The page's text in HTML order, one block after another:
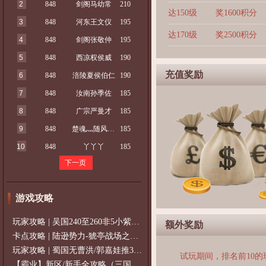
2 848 剑阁马幼常 210
3 848 河东王文仪 195
4 848 剑阁张敬仲 195
5 848 西凉权侯威 190
6 848 涪陵夏侯伯仁 190
7 848 汝南孙季佐 185
8 848 广宗严曼才 185
9 848 楚魂灬随风随行 185
10 848 丫丫丫
185
下一页
游戏攻略
玩家攻略 | 吴国240至260非5小紫过策免
卡点攻略 | 陆逊势力-猇亭战场之陆逊
玩家攻略 | 蜀国无曹洪/郭嘉娃推375级，
达150级 奖1600积分
达170级 奖2500积分
充值奖励
额外奖励
试玩期间，排名前10